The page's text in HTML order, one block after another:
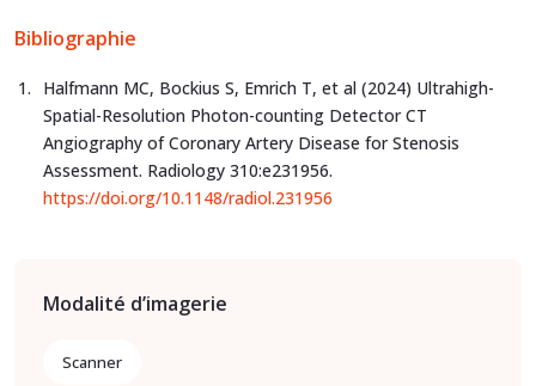
Bibliographie
Halfmann MC, Bockius S, Emrich T, et al (2024) Ultrahigh-
Spatial-Resolution Photon-counting Detector CT
Angiography of Coronary Artery Disease for Stenosis
Assessment. Radiology 310:e231956.
https://doi.org/10.1148/radiol.231956
Modalité d’imagerie
Scanner